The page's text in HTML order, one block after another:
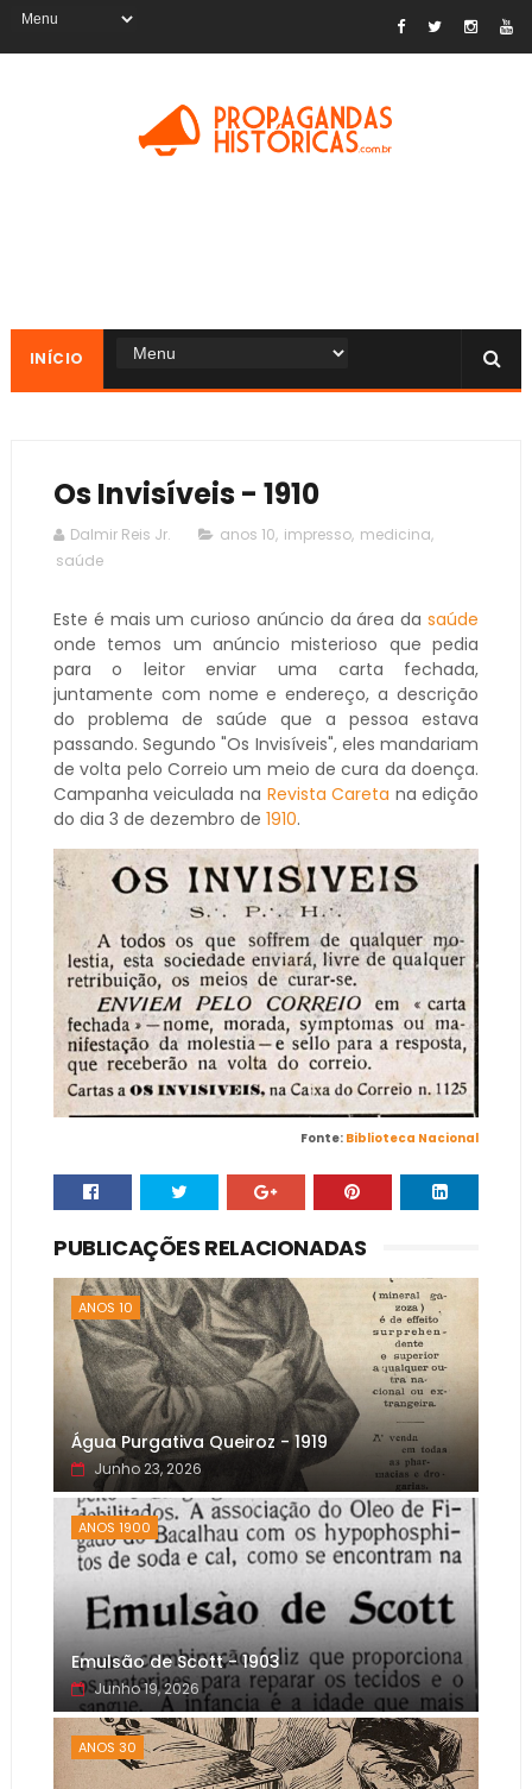
INÍCIO
Os Invisíveis - 1910
Dalmir Reis Jr. anos 10, impresso, medicina,
saúde
Este é mais um curioso anúncio da área dasaúde
onde temos um anúncio misterioso que pedia
para o leitor enviar uma carta fechada,
juntamente com nome e endereço, a descrição
do problema de saúde que a pessoa estava
passando. Segundo "Os Invisíveis", eles mandariam
de volta pelo Correio um meio de cura da doença.
Campanha veiculada na Revista Careta na edição
do dia 3 de dezembro de 1910.
Fonte: Biblioteca Nacional
PUBLICAÇÕES RELACIONADAS
ANOS 10
Água Purgativa Queiroz - 1919
Junho 23, 2026
ANOS 1900
Emulsão de Scott - 1903
Junho 19, 2026
ANOS 30